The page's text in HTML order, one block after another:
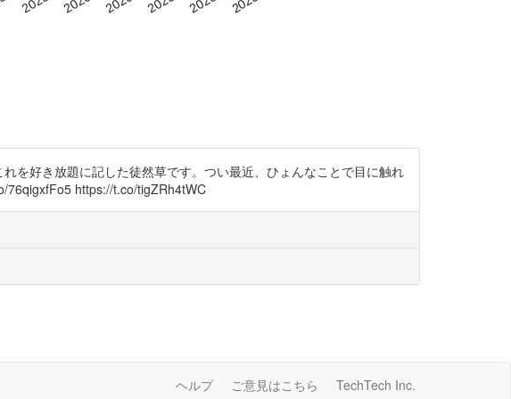
を好き放題に記した徒然草です。つい最近、ひょんなことで目に触れ
76qigxfFo5 https://t.co/tigZRh4tWC
ヘルプ ご意見はこちら TechTech Inc.